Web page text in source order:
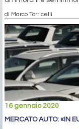
di Marco Torricelli
16 gennaio 2020
MERCATO AUTO: «IN